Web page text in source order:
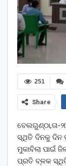
251
Share
ବେଲଗୁଣ୍ଠା,ତା-
ସ୍ଥିତି ଦିନକୁ ଦିନ
ମୁକାବିଲା ପାଇଁ
ପ୍ରତି ବ୍ଳକ